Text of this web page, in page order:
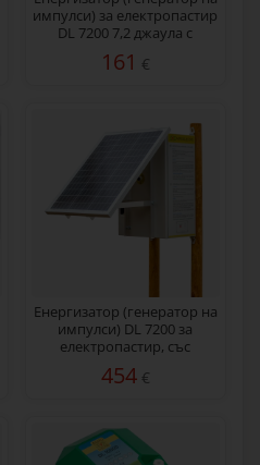
импулси) за електропастир
DL 7200 7,2 джаула с
161 €
Eнергизатор (генератор на
импулси) DL 7200 за
електропастир, със
соларен панел 50 W
454€